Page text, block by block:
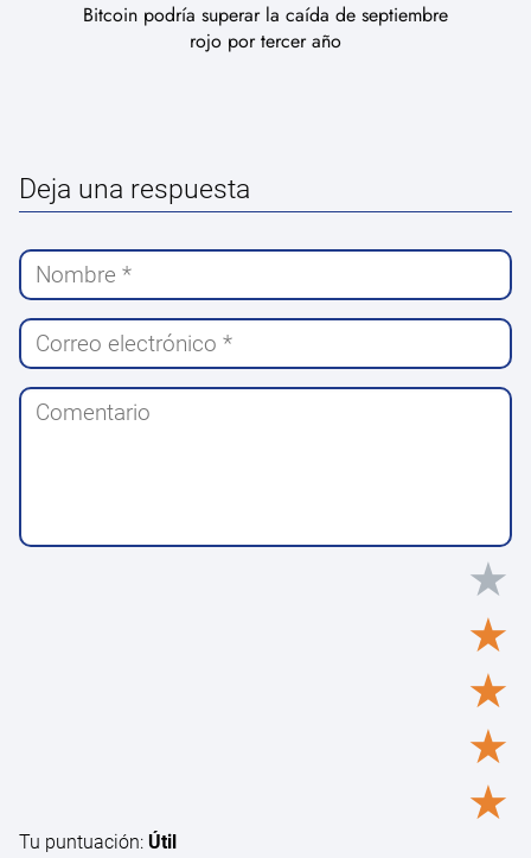
Bitcoin podría superar la caída de septiembre
rojo por tercer año
Deja una respuesta
★
★
★
★
★
Tu puntuación: Útil